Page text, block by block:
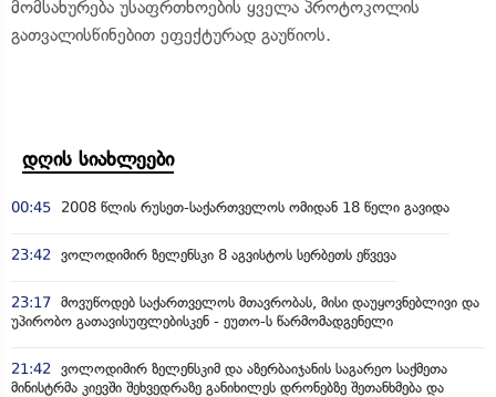
მომსახურება უსაფრთხოების ყველა პროტოკოლის
გათვალისწინებით ეფექტურად გაუწიოს.
დღის სიახლეები
00:45 2008 წლის რუსეთ-საქართველოს ომიდან 18 წელი გავიდა
23:42 ვოლოდიმირ ზელენსკი 8 აგვისტოს სერბეთს ეწვევა
23:17 მოვუწოდებ საქართველოს მთავრობას, მისი დაუყოვნებლივი და
უპირობო გათავისუფლებისკენ - ეუთო-ს წარმომადგენელი
21:42 ვოლოდიმირ ზელენსკიმ და აზერბაიჯანის საგარეო საქმეთა
მინისტრმა კიევში შეხვედრაზე განიხილეს დრონებზე შეთანხმება და